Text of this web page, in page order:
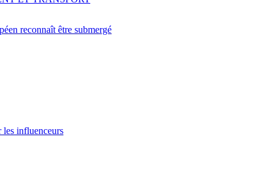
reconnaît être submergé
influenceurs